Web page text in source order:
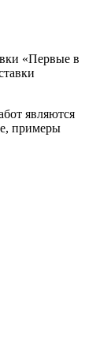
«Первые в
являются
примеры